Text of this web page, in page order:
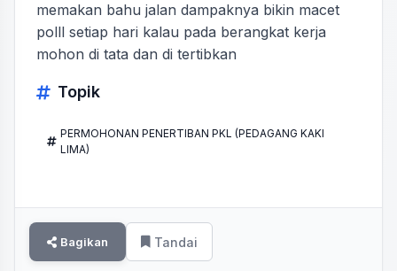
memakan bahu jalan dampaknya bikin macet
polll setiap hari kalau pada berangkat kerja
mohon di tata dan di tertibkan
Topik
PERMOHONAN PENERTIBAN PKL (PEDAGANG KAKI
LIMA)
Bagikan Tandai